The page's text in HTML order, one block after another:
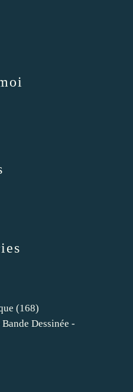
(168)
Dessinée -